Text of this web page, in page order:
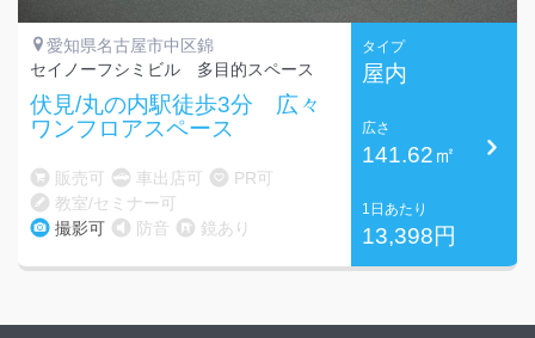
愛知県名古屋市中区錦
セイノーフシミビル 多目的スペース
伏見/丸の内駅徒歩3分 広々
ワンフロアスペース
販売可 車出店可
PR可
教室/セミナー可
撮影可
防音 鏡あり
タイプ
屋内
広さ
141.62㎡
1日あたり
13,398円